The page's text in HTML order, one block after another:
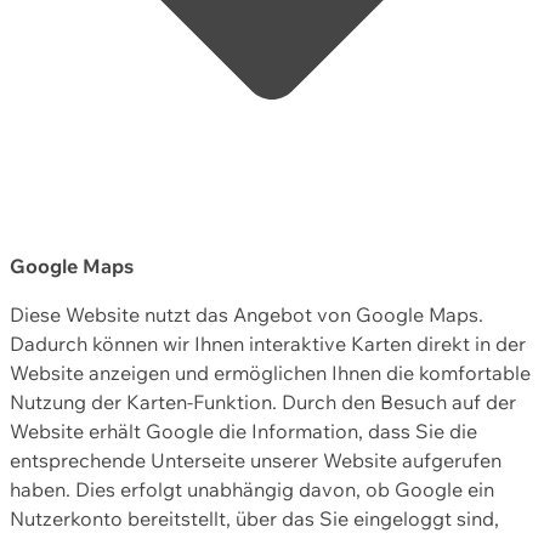
Google Maps
Diese Website nutzt das Angebot von Google Maps.
Dadurch können wir Ihnen interaktive Karten direkt in der
Website anzeigen und ermöglichen Ihnen die komfortable
Nutzung der Karten-Funktion. Durch den Besuch auf der
Website erhält Google die Information, dass Sie die
entsprechende Unterseite unserer Website aufgerufen
haben. Dies erfolgt unabhängig davon, ob Google ein
Nutzerkonto bereitstellt, über das Sie eingeloggt sind,